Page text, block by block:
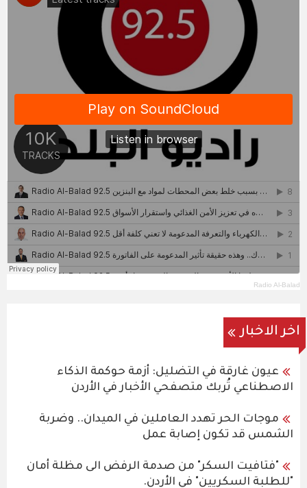
Radio Al-Balad
اخر الاخبار
عيون غارقة في التضليل: أزمة حوكمة الذكاء
الاصطناعي تُربك متصفحي الأخبار في الأردن
موجات الحر تهدد العاملين في الميدان.. وضربة
الشمس قد تكون إصابة عمل
"فتافيت السكر" من صدمة الرفض الى مظلة أمان
"للطلبة السكريين" في الأردن.